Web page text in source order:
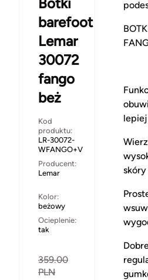
barefoot
Lemar
30072
fango
beż
Kod
produktu:
LR-30072-
WFANGO+V
Producent:
Lemar
Kolor:
beżowy
Ocieplenie:
tak
359.00
PLN
lepiej